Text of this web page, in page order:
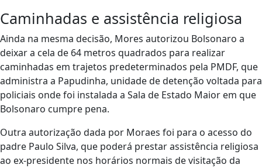
Caminhadas e assistência religiosa
Ainda na mesma decisão, Mores autorizou Bolsonaro a
deixar a cela de 64 metros quadrados para realizar
caminhadas em trajetos predeterminados pela PMDF, que
administra a Papudinha, unidade de detenção voltada para
policiais onde foi instalada a Sala de Estado Maior em que
Bolsonaro cumpre pena.
Outra autorização dada por Moraes foi para o acesso do
padre Paulo Silva, que poderá prestar assistência religiosa
ao ex-presidente nos horários normais de visitação da